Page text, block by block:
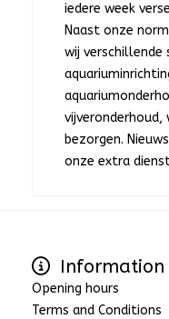
iedere week
Naast onze
wij verschillende
bezorgen.
onze extra
Information
Opening hours
Terms and Conditions